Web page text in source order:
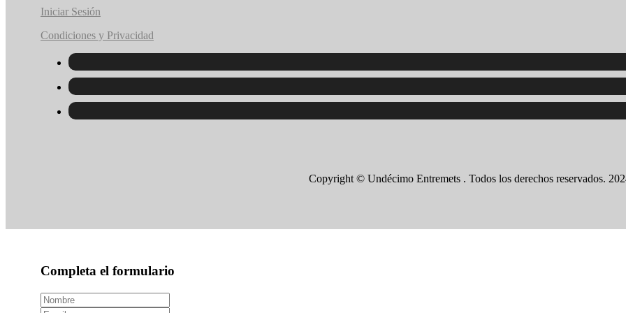
Iniciar Sesión
Condiciones y Privacidad
Copyright © Undécimo Entremets . Todos los derechos reservados.
Completa el formulario